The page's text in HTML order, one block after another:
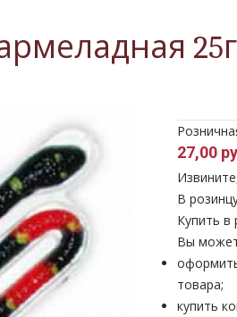
27,00
В
Купить в
Вы
товара;
купить